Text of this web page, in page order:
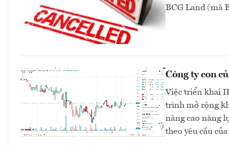
BCG Land (mã
Công ty con
Việc triển khai
trình mở rộng
nâng cao năng
theo yêu cầu